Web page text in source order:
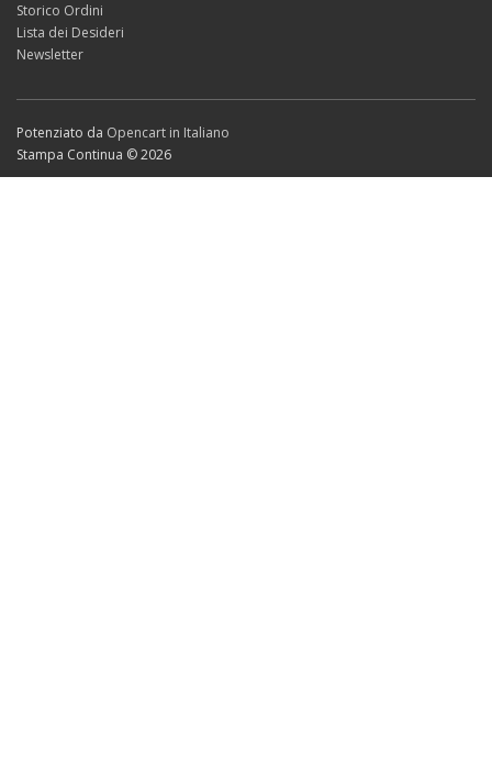
Storico Ordini
Lista dei Desideri
Newsletter
Potenziato da Opencart in Italiano
Stampa Continua © 2026